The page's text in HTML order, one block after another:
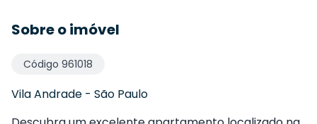
Sobre o imóvel
Código 961018
Vila Andrade - São Paulo